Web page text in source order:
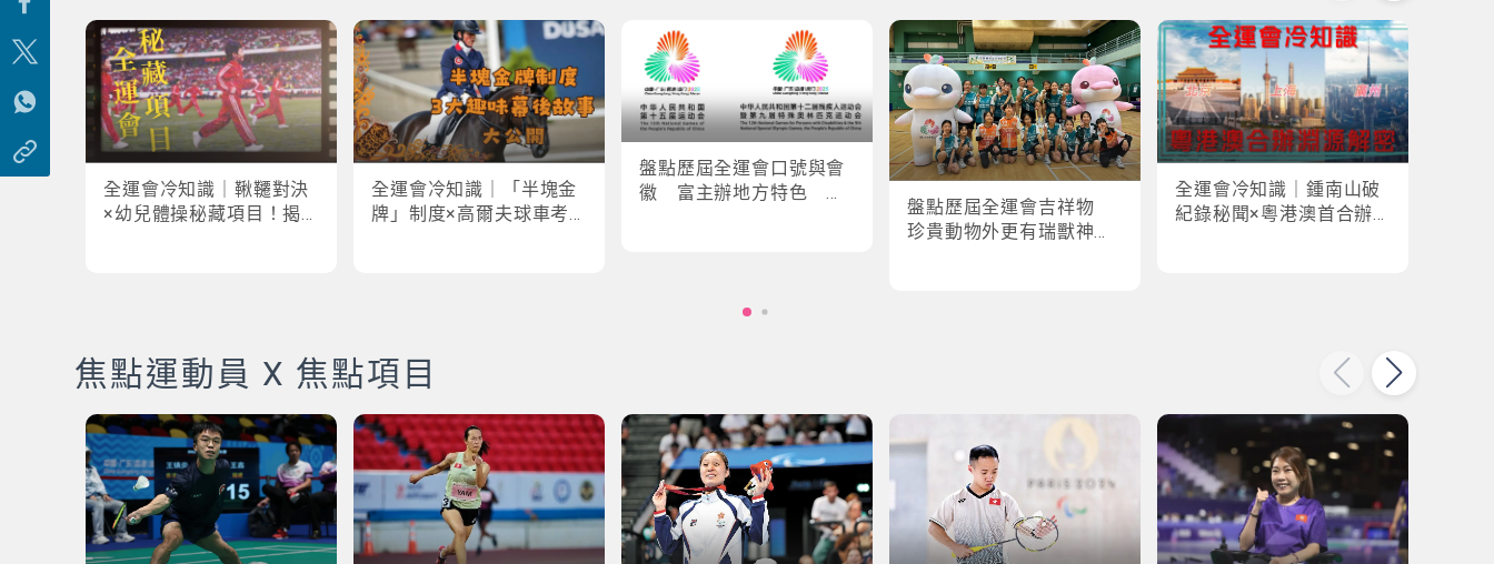
全運會冷知識｜鞦韆對決
×幼兒體操秘藏項目！揭
全運會冷知識｜「半塊金
牌」制度×高爾夫球車考
盤點歷屆全運會口號與會
徽 富主辦地方特色 數
盤點歷屆全運會吉祥物
珍貴動物外更有瑞獸神話
全運會冷知識｜鍾南山破
紀錄秘聞×粵港澳首合辦
焦點運動員 X 焦點項目